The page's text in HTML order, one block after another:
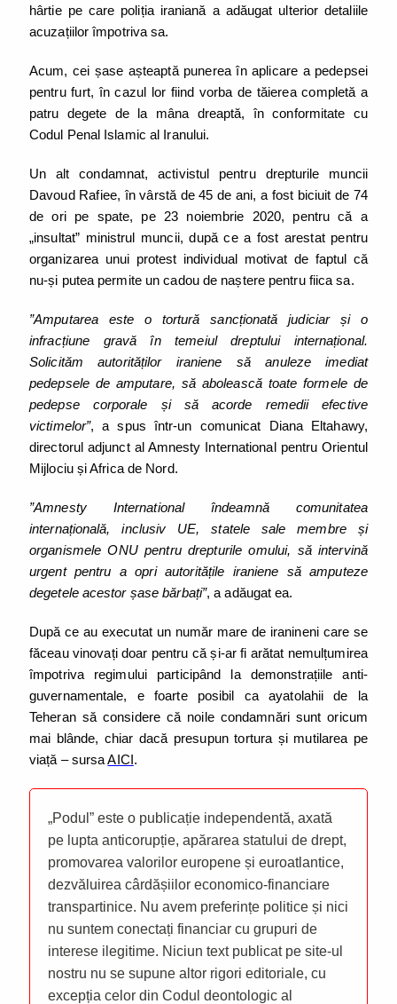
hârtie pe care poliția iraniană a adăugat ulterior detaliile
acuzațiilor împotriva sa.
Acum, cei șase așteaptă punerea în aplicare a pedepsei
pentru furt, în cazul lor fiind vorba de tăierea completă a
patru degete de la mâna dreaptă, în conformitate cu
Codul Penal Islamic al Iranului.
Un alt condamnat, activistul pentru drepturile muncii
Davoud Rafiee, în vârstă de 45 de ani, a fost biciuit de 74
de ori pe spate, pe 23 noiembrie 2020, pentru că a
„insultat” ministrul muncii, după ce a fost arestat pentru
organizarea unui protest individual motivat de faptul că
nu-și putea permite un cadou de naștere pentru fiica sa.
”Amputarea este o tortură sancționată judiciar și o
infracțiune gravă în temeiul dreptului internațional.
Solicităm autorităților iraniene să anuleze imediat
pedepsele de amputare, să abolească toate formele de
pedepse corporale și să acorde remedii efective
victimelor”, a spus într-un comunicat Diana Eltahawy,
directorul adjunct al Amnesty International pentru Orientul
Mijlociu și Africa de Nord.
”Amnesty International îndeamnă comunitatea
internațională, inclusiv UE, statele sale membre și
organismele ONU pentru drepturile omului, să intervină
urgent pentru a opri autoritățile iraniene să amputeze
degetele acestor șase bărbați”, a adăugat ea.
După ce au executat un număr mare de iranineni care se
făceau vinovați doar pentru că și-ar fi arătat nemulțumirea
împotriva regimului participând la demonstrațiile anti-
guvernamentale, e foarte posibil ca ayatolahii de la
Teheran să considere că noile condamnări sunt oricum
mai blânde, chiar dacă presupun tortura și mutilarea pe
viață – sursaAICI.
„Podul” este o publicație independentă, axată
pe lupta anticorupție, apărarea statului de drept,
promovarea valorilor europene și euroatlantice,
dezvăluirea cârdășiilor economico-financiare
transpartinice. Nu avem preferințe politice și nici
nu suntem conectați financiar cu grupuri de
interese ilegitime. Niciun text publicat pe site-ul
nostru nu se supune altor rigori editoriale, cu
excepția celor din Codul deontologic al